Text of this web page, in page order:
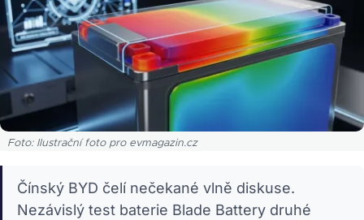
Foto: Ilustrační foto pro evmagazin.cz
Čínský BYD čelí nečekané vlně diskuse.
Nezávislý test baterie Blade Battery druhé